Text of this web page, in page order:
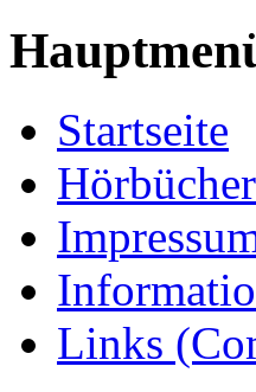
Startseite
Links